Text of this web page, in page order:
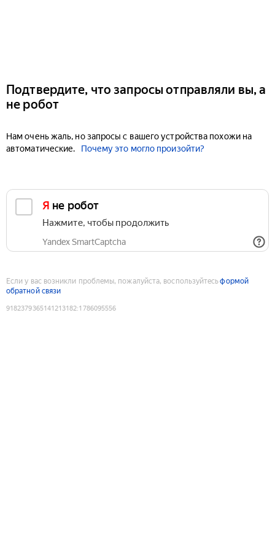
Подтвердите, что запросы отправляли вы, а
не робот
Нам очень жаль, но запросы с вашего устройства похожи на
автоматические.
Почему это могло произойти?
Я не робот
Нажмите, чтобы продолжить
Yandex SmartCaptcha
Если у вас возникли проблемы, пожалуйста, воспользуйтесьформой
обратной связи
9182379365141213182:1786095556